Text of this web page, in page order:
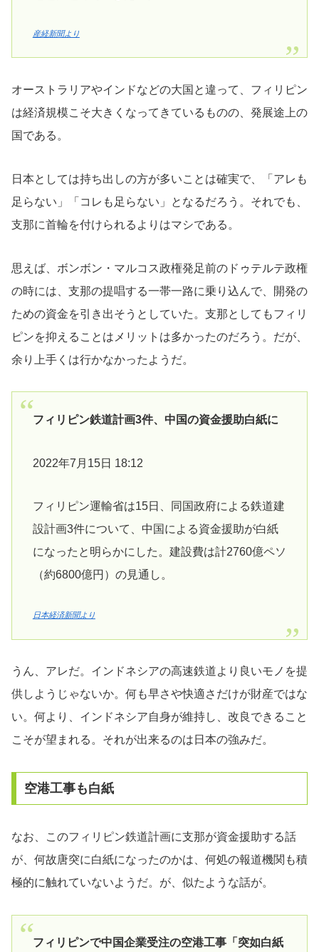
産経新聞より
オーストラリアやインドなどの大国と違って、フィリピン
は経済規模こそ大きくなってきているものの、発展途上の
国である。
日本としては持ち出しの方が多いことは確実で、「アレも
足らない」「コレも足らない」となるだろう。それでも、
支那に首輪を付けられるよりはマシである。
思えば、ボンボン・マルコス政権発足前のドゥテルテ政権
の時には、支那の提唱する一帯一路に乗り込んで、開発の
ための資金を引き出そうとしていた。支那としてもフィリ
ピンを抑えることはメリットは多かったのだろう。だが、
余り上手くは行かなかったようだ。
フィリピン鉄道計画3件、中国の資金援助白紙に
2022年7月15日 18:12
フィリピン運輸省は15日、同国政府による鉄道建
設計画3件について、中国による資金援助が白紙
になったと明らかにした。建設費は計2760億ペソ
（約6800億円）の見通し。
日本経済新聞より
うん、アレだ。インドネシアの高速鉄道より良いモノを提
供しようじゃないか。何も早さや快適さだけが財産ではな
い。何より、インドネシア自身が維持し、改良できること
こそが望まれる。それが出来るのは日本の強みだ。
空港工事も白紙
なお、このフィリピン鉄道計画に支那が資金援助する話
が、何故唐突に白紙になったのかは、何処の報道機関も積
極的に触れていないようだ。が、似たような話が。
フィリピンで中国企業受注の空港工事「突如白紙